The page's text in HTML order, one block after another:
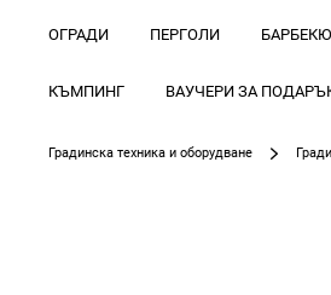
ОГРАДИ ПЕРГОЛИ
КЪМПИНГ ВАУЧЕРИ ЗА
Градинска техника и оборудване